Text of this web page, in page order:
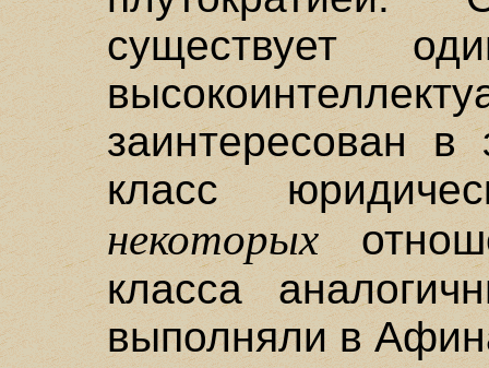
существует
заинтересован в
класс
некоторых
класса
выполняли в